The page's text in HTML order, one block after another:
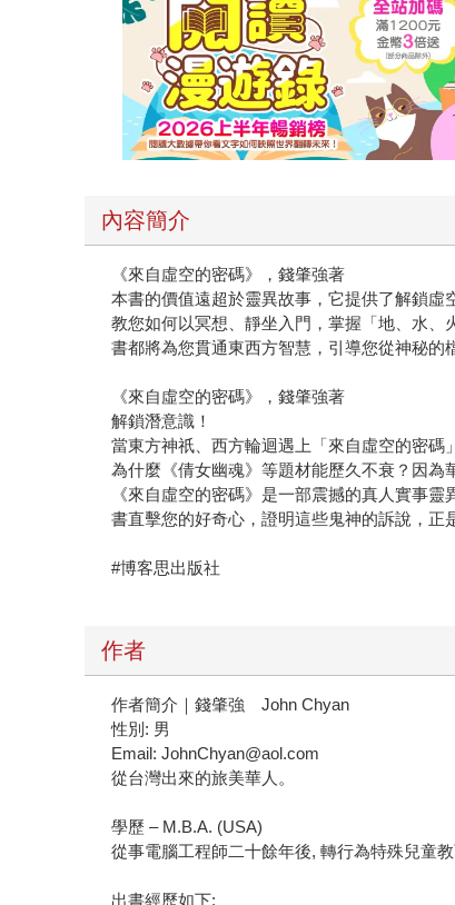
內容簡介
《來自虛空的密碼》，錢肇強著
本書的價值遠超於靈異故事，它提供了解鎖虛
教您如何以冥想、靜坐入門，掌握「地、水
書都將為您貫通東西方智慧，引導您從神秘
《來自虛空的密碼》，錢肇強著
解鎖潛意識！
當東方神祇、西方輪迴遇上「來自虛空的密碼」
為什麼《倩女幽魂》等題材能歷久不衰？因為
《來自虛空的密碼》是一部震撼的真人實事
書直擊您的好奇心，證明這些鬼神的訴說，正
#博客思出版社
作者
作者簡介｜錢肇強 John Chyan
性別: 男
Email: JohnChyan@aol.com
從台灣出來的旅美華人。
學歷 – M.B.A. (USA)
從事電腦工程師二十餘年後, 轉行為特殊兒童教
出書經歷如下: